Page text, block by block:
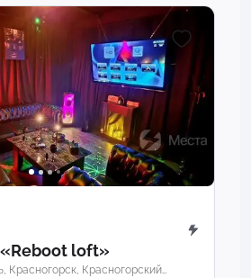
loft»
Красногорск, Красногорский